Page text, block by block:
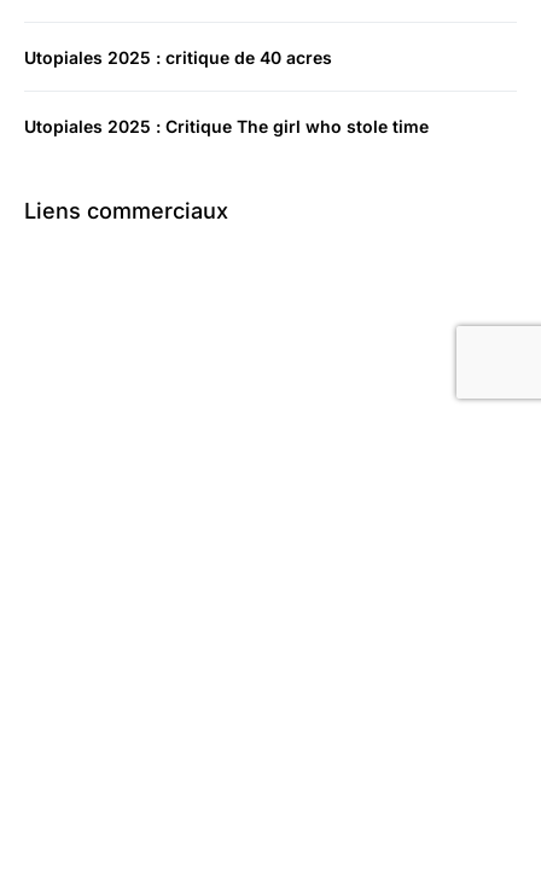
Utopiales 2025 : critique de 40 acres
Utopiales 2025 : Critique The girl who stole time
Liens commerciaux